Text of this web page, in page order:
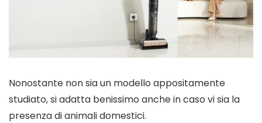
Nonostante non sia un modello appositamente
studiato, si adatta benissimo anche in caso vi sia la
presenza di animali domestici.